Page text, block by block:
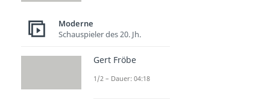
Moderne
Schauspieler des 20. Jh.
Gert Fröbe
1/2 – Dauer: 04:18